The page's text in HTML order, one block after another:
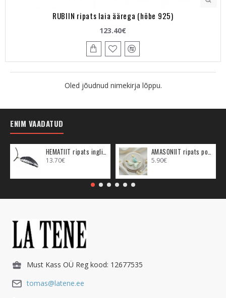
RUBIIN ripats laia äärega (hõbe 925)
123.40€
Oled jõudnud nimekirja lõppu.
ENIM VAADATUD
13.70€ 5.90€
Must Kass OÜ Reg kood: 12677535
tomas@latene.ee